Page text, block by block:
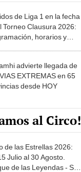
de Liga 1 en la fecha
Torneo Clausura 2026:
horarios y
advierte llegada de
EXTREMAS en 65
desde HOY
al Circo!
de las Estrellas 2026:
Julio al 30 Agosto.
de las Leyendas - San